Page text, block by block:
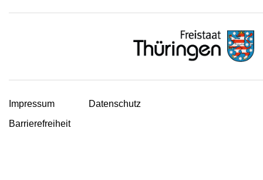
Impressum
Datenschutz
Barrierefreiheit